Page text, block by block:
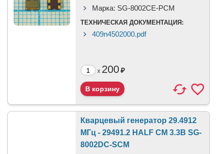
Марка: SG-8002CE-PCM
ТЕХНИЧЕСКАЯ ДОКУМЕНТАЦИЯ:
409n4502000.pdf
x 200₽
Кварцевый генератор 29.4912
МГц - 29491.2 HALF CM 3.3В SG-
8002DC-SCM